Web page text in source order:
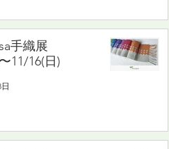
手織展
11/16(日)